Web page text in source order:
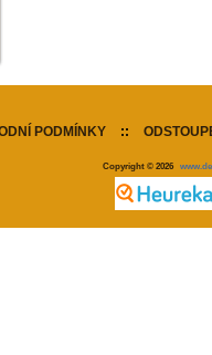
PODMÍNKY ::
Copyright © 2026